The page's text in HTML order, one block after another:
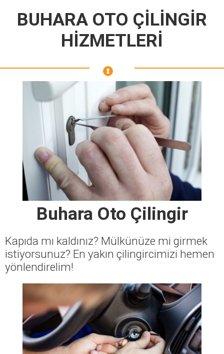
BUHARA OTO ÇİLİNGİR
HİZMETLERİ
Buhara Oto Çilingir
Kapıda mı kaldınız? Mülkünüze mi girmek
istiyorsunuz? En yakın çilingircimizi hemen
yönlendirelim!